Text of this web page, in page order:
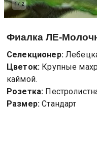
1/2
Фиалка ЛЕ-
Селекционер:
Цветок: Крупные
каймой.
Розетка:
Размер: Стандарт